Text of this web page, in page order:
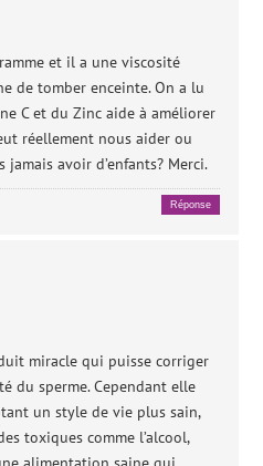
et il a une viscosité
de tomber enceinte. On a lu
C et du Zinc aide à améliorer
réellement nous aider ou
avoir d’enfants? Merci.
Réponse
miracle qui puisse corriger
du sperme. Cependant elle
un style de vie plus sain,
toxiques comme l’alcool,